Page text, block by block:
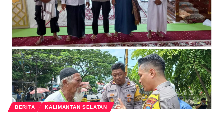
BERITA KALIMANTAN SELATAN